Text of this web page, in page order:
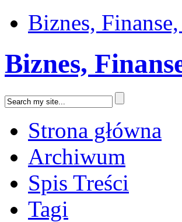
Biznes,
Biznes,
Strona główna
Archiwum
Spis Treści
Tagi